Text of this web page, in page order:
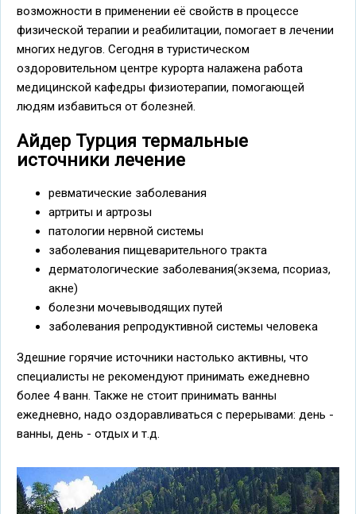
возможности в применении её свойств в процессе
физической терапии и реабилитации, помогает в лечении
многих недугов. Сегодня в туристическом
оздоровительном центре курорта налажена работа
медицинской кафедры физиотерапии, помогающей
людям избавиться от болезней.
Айдер Турция термальные
источники лечение
ревматические заболевания
артриты и артрозы
патологии нервной системы
заболевания пищеварительного тракта
дерматологические заболевания(экзема, псориаз,
акне)
болезни мочевыводящих путей
заболевания репродуктивной системы человека
Здешние горячие источники настолько активны, что
специалисты не рекомендуют принимать ежедневно
более 4 ванн. Также не стоит принимать ванны
ежедневно, надо оздоравливаться с перерывами: день -
ванны, день - отдых и т.д.